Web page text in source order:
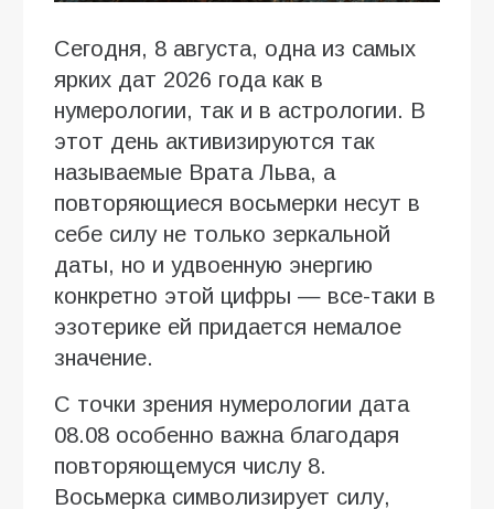
Сегодня, 8 августа, одна из самых
ярких дат 2026 года как в
нумерологии, так и в астрологии. В
этот день активизируются так
называемые Врата Льва, а
повторяющиеся восьмерки несут в
себе силу не только зеркальной
даты, но и удвоенную энергию
конкретно этой цифры — все-таки в
эзотерике ей придается немалое
значение.
С точки зрения нумерологии дата
08.08 особенно важна благодаря
повторяющемуся числу 8.
Восьмерка символизирует силу,